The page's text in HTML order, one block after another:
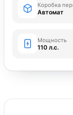
Коробка
Автомат
Мощность
110 л.с.